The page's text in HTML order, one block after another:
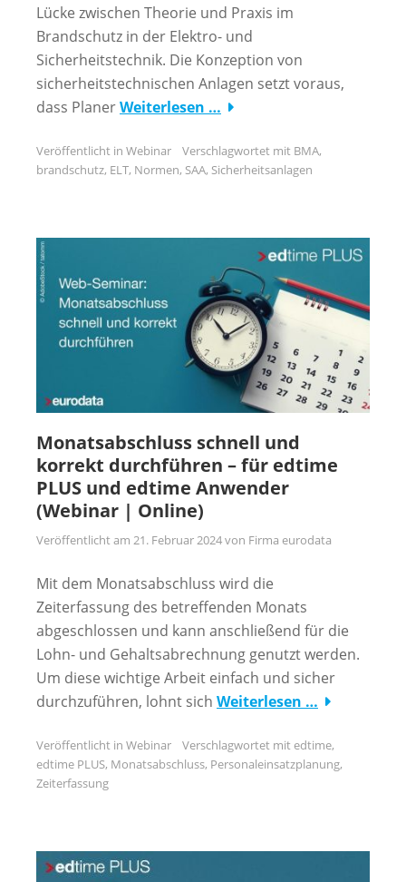
Lücke zwischen Theorie und Praxis im
Brandschutz in der Elektro- und
Sicherheitstechnik. Die Konzeption von
sicherheitstechnischen Anlagen setzt voraus,
dass PlanerWeiterlesen …
Veröffentlicht in Webinar Verschlagwortet mit BMA,
brandschutz, ELT, Normen, SAA, Sicherheitsanlagen
Monatsabschluss schnell und
korrekt durchführen – für edtime
PLUS und edtime Anwender
(Webinar | Online)
Veröffentlicht am 21. Februar 2024von Firma eurodata
Mit dem Monatsabschluss wird die
Zeiterfassung des betreffenden Monats
abgeschlossen und kann anschließend für die
Lohn- und Gehaltsabrechnung genutzt werden.
Um diese wichtige Arbeit einfach und sicher
durchzuführen, lohnt sich Weiterlesen …
Veröffentlicht in Webinar Verschlagwortet mit edtime,
edtime PLUS, Monatsabschluss, Personaleinsatzplanung,
Zeiterfassung